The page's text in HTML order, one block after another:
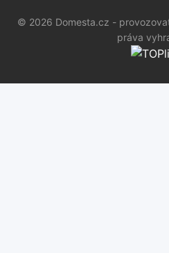
© 2026 Domesta.cz -
práva